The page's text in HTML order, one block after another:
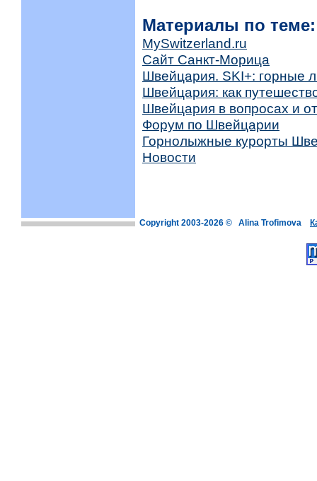
Материалы по теме:
MySwitzerland.ru
Сайт Санкт-Морица
Швейцария. SKI+: горные
Швейцария: как
Швейцария в вопросах и
Форум по Швейцарии
Горнолыжные курорты
Новости
Copyright 2003-2026 © Alina Trofimova